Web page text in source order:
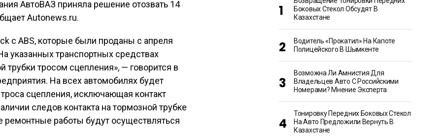
АвтоВАЗ приняла решение отозвать 14
Autonews.ru.
c ABS, которые были проданы с апреля
указанных транспортных средствах
тросом сцепления», — говорится в
На всех автомобилях будет
сцепления, исключающая контакт
следов контакта на тормозной трубке
ремонтные работы будут осуществляться
Боковых Стекол Обсудят В
Казахстане
Водитель «прокатил» На Капоте
Полицейского В Шымкенте
Возможна Ли Амнистия Для
Владельцев Авто С Российскими
Номерами? Мнение Эксперта
Тонировку Передних Боковых Стекол
На Авто Предложили Вернуть В
Казахстане